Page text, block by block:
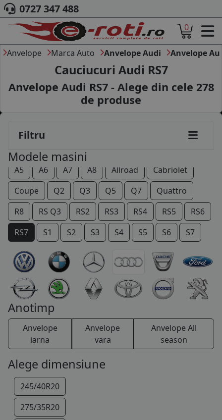
ACASA
DESPRE NOI
ANVELOPE
AUTO
CAMION
MOTO
MARCA AUTO
BLOG
B2B - COLABORARE COMPANII
CONT
CONTACT
COS (
0 PRODUSE
0727 347 488
0
Anvelope Marca Auto Anvelope Audi Anvelope
Cauciucuri Audi RS7
Anvelope Audi RS7 - Alege din cele 278
de produse
Filtru
Modele masini
A5
A6 A7 A8 Allroad
Cabriolet
Coupe
Q2 Q3 Q5 Q7
Quattro
R8
RS Q3 RS2 RS3 RS4 RS5
RS6
RS7
S1 S2 S3 S4 S5 S6
S7
S8
SQ5 TT
Anotimp
Anvelope
iarna
Anvelope
vara
Anvelope All
season
Alege dimensiune
245/40R20
275/35R20